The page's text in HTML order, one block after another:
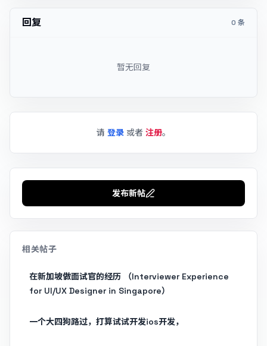
回复 0 条
暂无回复
请 登录 或者 注册。
发布新帖
相关帖子
在新加坡做面试官的经历 （Interviewer Experience
for UI/UX Designer in Singapore）
一个大四狗路过，打算试试开发ios开发，